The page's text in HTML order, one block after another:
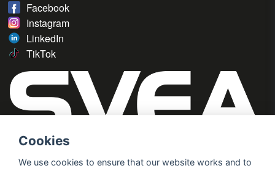
Facebook
Instagram
LinkedIn
TikTok
Cookies
We use cookies to ensure that our website works and to